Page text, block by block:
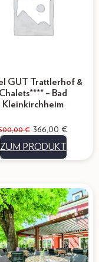
GUT Trattlerhof &
Chalets**** – Bad
Kleinkirchheim
€ 366,00 €
ZUM PRODUKT